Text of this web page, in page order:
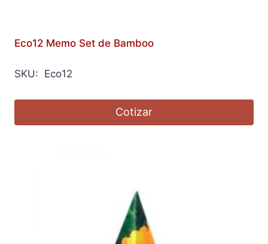
Eco12 Memo Set de Bamboo
SKU: Eco12
Cotizar